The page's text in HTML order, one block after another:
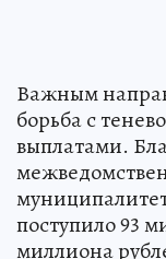
Важным
борьба с
выплатами.
поступило 93
миллиона